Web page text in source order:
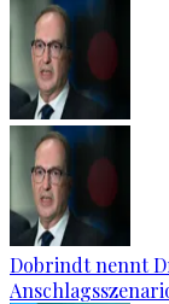
Dobrindt nennt